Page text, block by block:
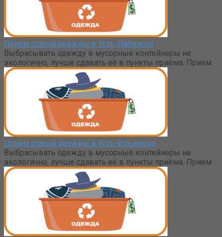
Прием старой одежды в Усть-Лабинске
Выбрасывать одежду в мусорные контейнеры не
экологично, лучше сдавать её в пункты приёма. Прием
Прием старой одежды в Усть-Ильимске
Выбрасывать одежду в мусорные контейнеры не
экологично, лучше сдавать её в пункты приёма. Прием